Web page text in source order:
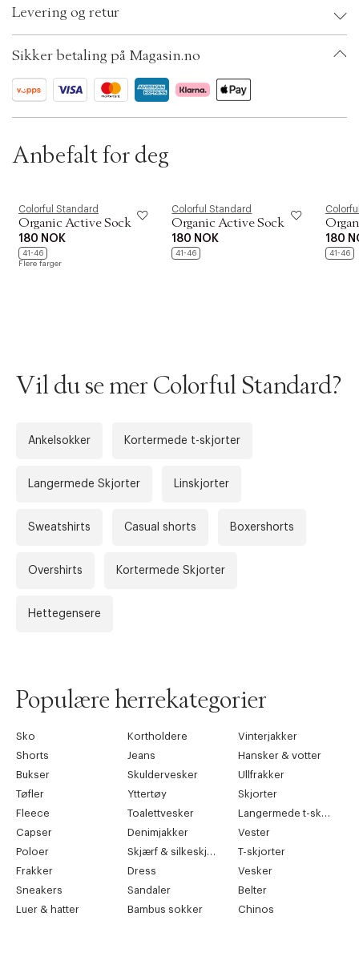
v
r
i
t
s
e
c
o
n
EAN: 5602991160449
Ax numbers: 06782239
ID: BKJM26-0D3L
Levering og retur
Sikker betaling på Magasin.no
Anbefalt for deg
Colorful Standard
Organic Active Sock
180 NOK
41-46
Flere farger
Colorful Standard
Organic Active Sock
180 NOK
41-46
180
41-46
Vil du se mer Colorful Standard?
Ankelsokker Kortermede t-skjorter
Langermede Skjorter Linskjorter
Sweatshirts Casual shorts Boxershorts
Overshirts Kortermede Skjorter
Hettegensere
Populære herrekategorier
Sko Kortholdere
Vinterjakker
Shorts
Jeans
Hansker & votter
Bukser
Skuldervesker
Ullfrakker
Tøfler
Yttertøy
Skjorter
Fleece
Toalettvesker
Langermede t-skjorter
Capser
Denimjakker
Vester
Poloer
Skjærf & silkeskjærf
T-skjorter
Frakker
Dress
Vesker
Sneakers
Sandaler
Belter
Luer & hatter
Bambus sokker Chinos